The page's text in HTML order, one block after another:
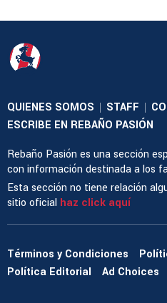
QUIENES SOMOS | STAFF |
ESCRIBE EN REBAÑO PASIÓN
Rebaño Pasión es una sección
con información destinada a los
Esta sección no tiene relación
sitio oficial haz click aquí
Términos y Condiciones
Política Editorial
Ad Choices